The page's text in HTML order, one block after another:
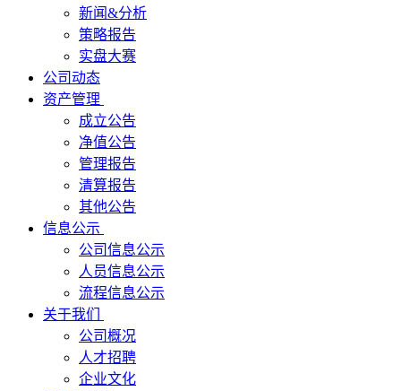
新闻&分析
策略报告
实盘大赛
公司动态
资产管理
成立公告
净值公告
管理报告
清算报告
其他公告
信息公示
公司信息公示
人员信息公示
流程信息公示
关于我们
公司概况
人才招聘
企业文化